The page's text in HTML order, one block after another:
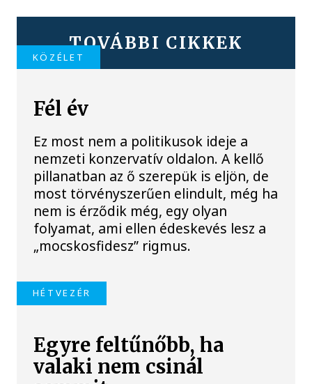
TOVÁBBI CIKKEK
KÖZÉLET
Fél év
Ez most nem a politikusok ideje a
nemzeti konzervatív oldalon. A kellő
pillanatban az ő szerepük is eljön, de
most törvényszerűen elindult, még ha
nem is érződik még, egy olyan
folyamat, ami ellen édeskevés lesz a
„mocskosfidesz” rigmus.
HÉTVEZÉR
Egyre feltűnőbb, ha
valaki nem csinál